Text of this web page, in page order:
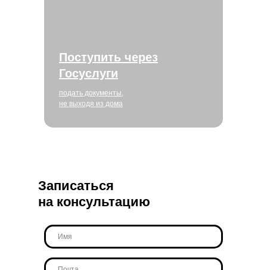
Поступить через
Госуслуги
подать документы,
не выходя из дома
Записаться
на консультацию